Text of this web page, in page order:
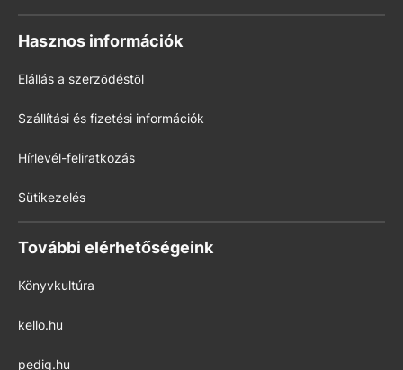
Hasznos információk
Elállás a szerződéstől
Szállítási és fizetési információk
Hírlevél-feliratkozás
Sütikezelés
További elérhetőségeink
Könyvkultúra
kello.hu
pedig.hu